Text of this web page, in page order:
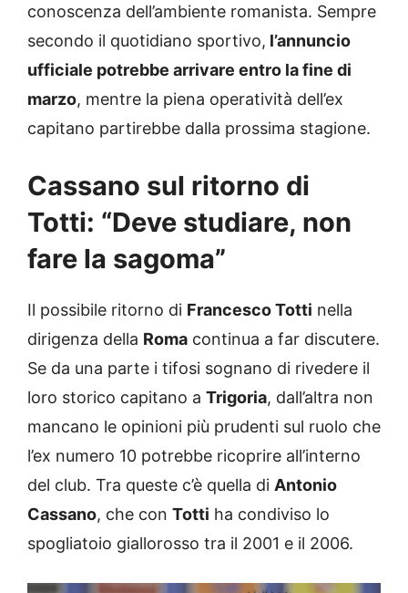
conoscenza dell’ambiente romanista. Sempre
secondo il quotidiano sportivo, l’annuncio
ufficiale potrebbe arrivare entro la fine di
marzo, mentre la piena operatività dell’ex
capitano partirebbe dalla prossima stagione.
Cassano sul ritorno di
Totti: “Deve studiare, non
fare la sagoma”
Il possibile ritorno di Francesco Totti nella
dirigenza della Roma continua a far discutere.
Se da una parte i tifosi sognano di rivedere il
loro storico capitano a Trigoria, dall’altra non
mancano le opinioni più prudenti sul ruolo che
l’ex numero 10 potrebbe ricoprire all’interno
del club. Tra queste c’è quella di Antonio
Cassano, che con Totti ha condiviso lo
spogliatoio giallorosso tra il 2001 e il 2006.